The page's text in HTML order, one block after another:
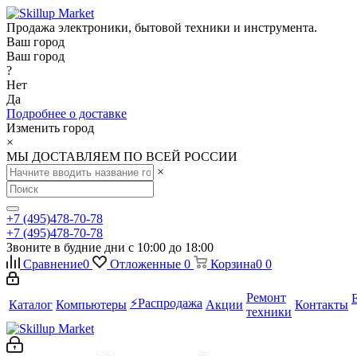
Продажа электроники, бытовой техники и инструмента.
Ваш город
Ваш город
?
Нет
Да
Подробнее о доставке
Изменить город
×
МЫ ДОСТАВЛЯЕМ ПО ВСЕЙ РОССИИ
×
+7 (495)478-70-78
+7 (495)478-70-78
Звоните в будние дни с 10:00 до 18:00
Сравнение0 Отложенные 0 Корзина0 0
Каталог Компьютеры ⚡️Распродажа Акции
Ремонт
техники
Контакты